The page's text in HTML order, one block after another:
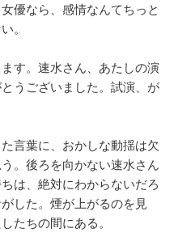
優なら、感情なんてちっと
。
す。速水さん、あたしの演
うございました。試演、が
言葉に、おかしな動揺は欠
。後ろを向かない速水さん
は、絶対にわからないだろ
した。煙が上がるのを見
たちの間にある。